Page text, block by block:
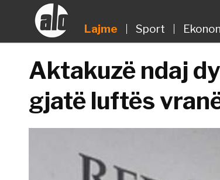
Lajme Sport
Aktakuzë ndaj
gjatë luftës